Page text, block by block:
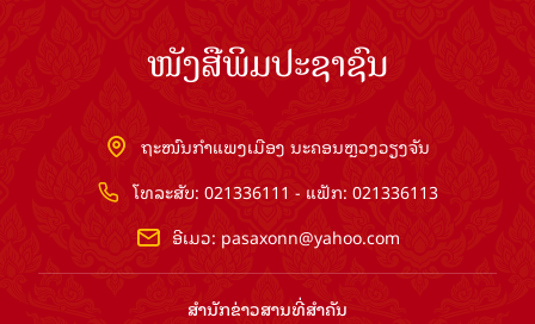
ໜັງສືພິມປະຊາຊົນ
ຖະໜົນກຳແພງເມືອງ ນະຄອນຫຼວງວຽງຈັນ
ໂທລະສັບ: 021336111 - ແຟັກ: 021336113
ອີເມວ: pasaxonn@yahoo.com
ສຳ​ນັກ​ຂ່າວ​ສານ​ທີ່​ສຳ​ຄັນ​